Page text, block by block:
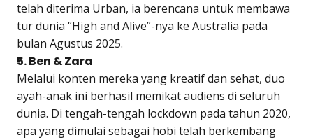
telah diterima Urban, ia berencana untuk membawa
tur dunia “High and Alive”-nya ke Australia pada
bulan Agustus 2025.
5. Ben & Zara
Melalui konten mereka yang kreatif dan sehat, duo
ayah-anak ini berhasil memikat audiens di seluruh
dunia. Di tengah-tengah lockdown pada tahun 2020,
apa yang dimulai sebagai hobi telah berkembang